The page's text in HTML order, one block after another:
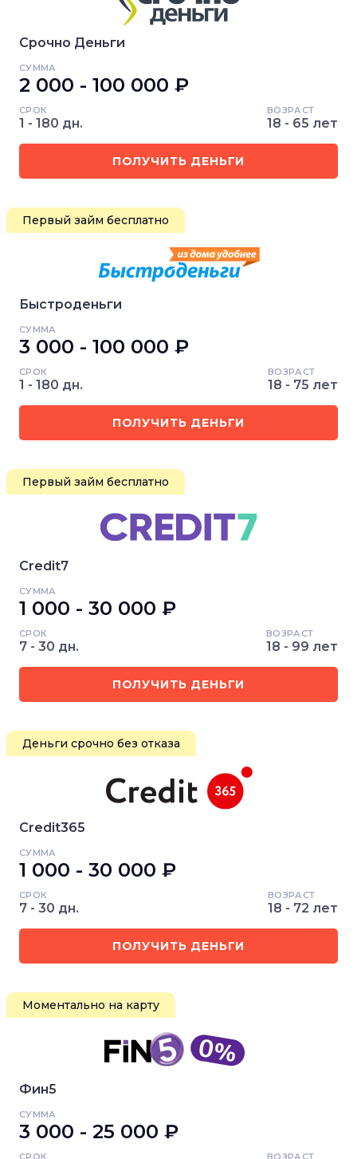
Срочно Деньги
СУММА
2 000 - 100 000 ₽
СРОК
1 - 180 дн.
ВОЗРАСТ
18 - 65 лет
ПОЛУЧИТЬ ДЕНЬГИ
Первый займ бесплатно
Быстроденьги
СУММА
3 000 - 100 000 ₽
СРОК
1 - 180 дн.
ВОЗРАСТ
18 - 75 лет
ПОЛУЧИТЬ ДЕНЬГИ
Первый займ бесплатно
Credit7
СУММА
1 000 - 30 000 ₽
СРОК
7 - 30 дн.
ВОЗРАСТ
18 - 99 лет
ПОЛУЧИТЬ ДЕНЬГИ
Деньги срочно без отказа
Credit365
СУММА
1 000 - 30 000 ₽
СРОК
7 - 30 дн.
ВОЗРАСТ
18 - 72 лет
ПОЛУЧИТЬ ДЕНЬГИ
Моментально на карту
Фин5
СУММА
3 000 - 25 000 ₽
СРОК ВОЗРАСТ